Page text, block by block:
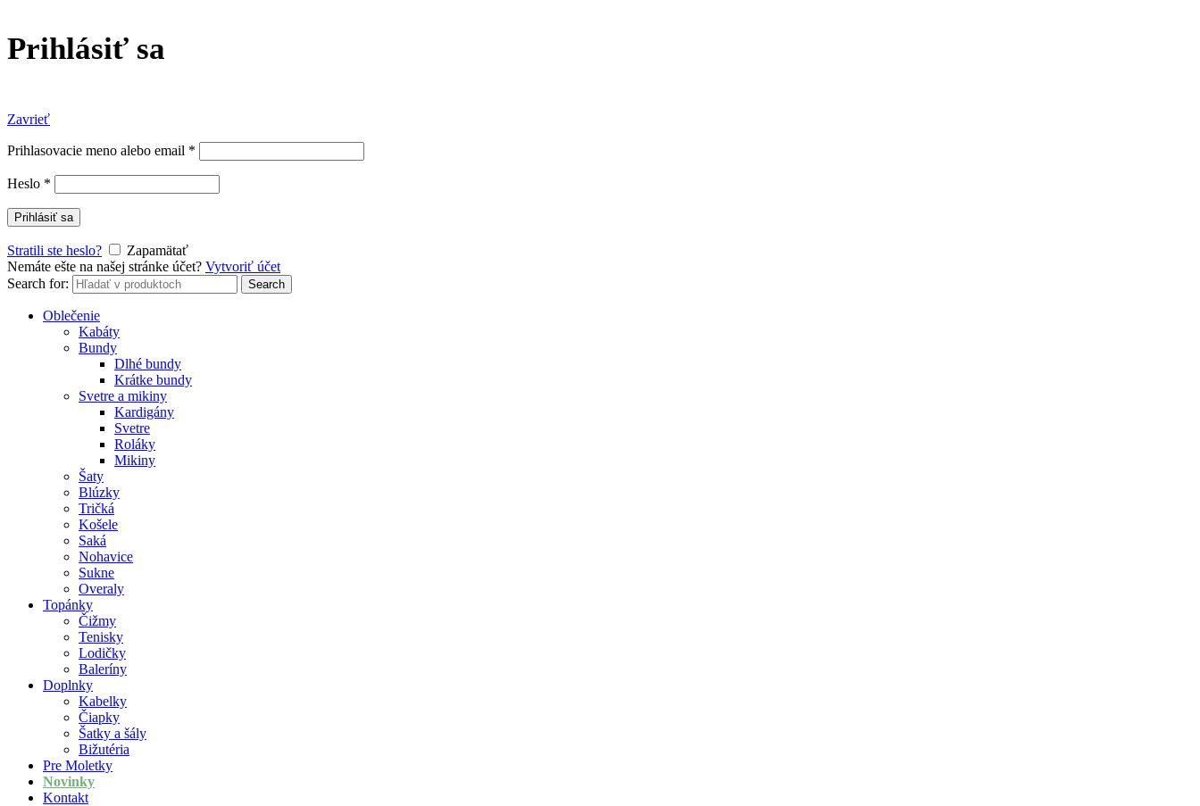
Prihlásiť sa
Zavrieť
Prihlasovacie meno alebo email *
Heslo *
Prihlásiť sa
Stratili ste heslo?
Zapamätať
Nemáte ešte na našej stránke účet? Vytvoriť účet
Search for:
Search
Oblečenie
Kabáty
Bundy
Dlhé bundy
Krátke bundy
Svetre a mikiny
Kardigány
Svetre
Roláky
Mikiny
Šaty
Blúzky
Tričká
Košele
Saká
Nohavice
Sukne
Overaly
Topánky
Čižmy
Tenisky
Lodičky
Baleríny
Doplnky
Kabelky
Čiapky
Šatky a šály
Bižutéria
Pre Moletky
Novinky
Kontakt